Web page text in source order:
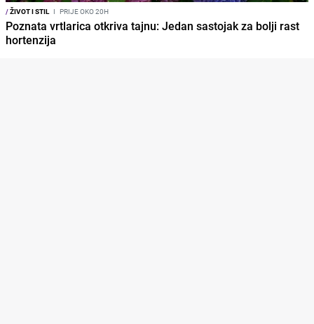
/ŽIVOT I STIL I PRIJE OKO 20H
Poznata vrtlarica otkriva tajnu: Jedan sastojak za bolji rast
hortenzija